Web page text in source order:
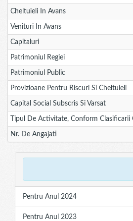
Cheltuieli In Avans
Venituri In Avans
Capitaluri
Patrimoniul Regiei
Patrimoniul Public
Provizioane Pentru Riscuri Si Cheltuieli
Capital Social Subscris Si Varsat
Tipul De Activitate, Conform Clasificarii
Nr. De Angajati
Pentru Anul 2024
Pentru Anul 2023